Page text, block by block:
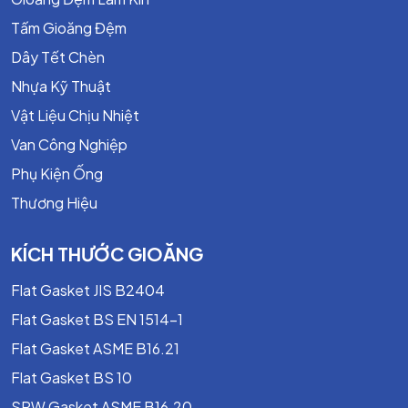
Với độ kín cao, khả năng chịu áp lực tốt và độ bền vượt
trong ngành dầu khí, hóa chất, cấp nước và công nghiệp
hiện đại.
Tấm Gioăng Đệm
Dây Tết Chèn
Nhựa Kỹ Thuật
Vật Liệu Chịu Nhiệt
Van Công Nghiệp
Phụ Kiện Ống
Thương Hiệu
KÍCH THƯỚC GIOĂNG
Flat Gasket JIS B2404
Flat Gasket BS EN 1514-1
Flat Gasket ASME B16.21
Flat Gasket BS 10